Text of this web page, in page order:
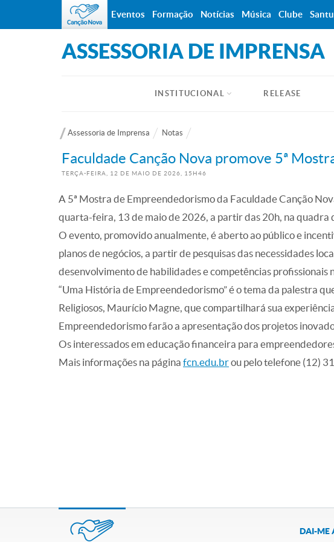
ASSESSORIA DE IMPRENSA
INSTITUCIONAL RELEASE
Assessoria de Imprensa Notas
Faculdade Canção Nova promove 5ª
TERÇA-FEIRA, 12 DE MAIO DE 2026, 15H46
A 5ª Mostra de Empreendedorismo da Faculdade Canção
quarta-feira, 13 de maio de 2026, a partir das 20h, na quadra
O evento, promovido anualmente, é aberto ao público e
planos de negócios, a partir de pesquisas das necessidades
desenvolvimento de habilidades e competências profissionais
“Uma História de Empreendedorismo” é o tema da palestra
Religiosos, Maurício Magne, que compartilhará sua
Empreendedorismo farãoa apresentação dos projetos
Os interessados em educação financeira para
Mais informações na página fcn.edu.brou pelo telefone (12)
Eventos Formação Notícias Música Clube
DAI-ME